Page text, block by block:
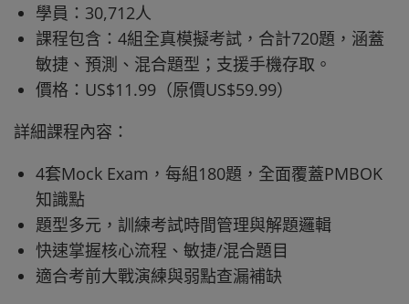
學員：30,712人
課程包含：4組全真模擬考試，合計720題，涵蓋
敏捷、預測、混合題型；支援手機存取。
價格：US$11.99（原價US$59.99）
詳細課程內容：
4套Mock Exam，每組180題，全面覆蓋PMBOK
知識點
題型多元，訓練考試時間管理與解題邏輯
快速掌握核心流程、敏捷/混合題目
適合考前大戰演練與弱點查漏補缺